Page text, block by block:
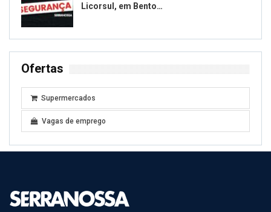
Licorsul, em Bento…
Ofertas
Supermercados
Vagas de emprego